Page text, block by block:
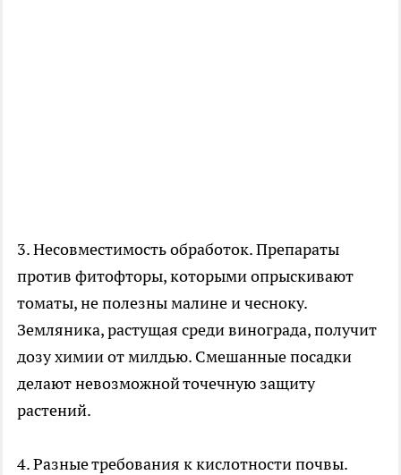
3. Несовместимость обработок. Препараты
против фитофторы, которыми опрыскивают
томаты, не полезны малине и чесноку.
Земляника, растущая среди винограда, получит
дозу химии от милдью. Смешанные посадки
делают невозможной точечную защиту
растений.
4. Разные требования к кислотности почвы.